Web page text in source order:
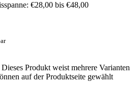
€28,00 bis €48,00
Dieses Produkt weist mehrere Varianten
auf der Produktseite gewählt